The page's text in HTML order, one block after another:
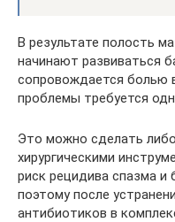
В результате полость
начинают развиваться
сопровождается болью
проблемы требуется
Это можно сделать
хирургическими
риск рецидива спазма и
поэтому после
антибиотиков в